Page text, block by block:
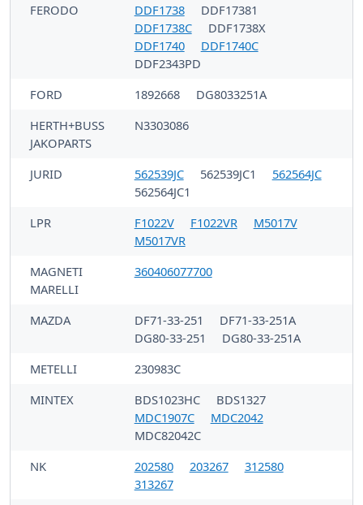
FERODO
DDF1738
DDF17381
DDF1738C
DDF1738X
DDF1740
DDF1740C
DDF2343PD
FORD
1892668
DG8033251A
HERTH+BUSS
JAKOPARTS
N3303086
JURID 562539JC 562539JC1
562564JC
562564JC1
LPR
F1022V F1022VR
M5017V
M5017VR
MAGNETI
MARELLI
360406077700
MAZDA DF71-33-251
DF71-33-251A
DG80-33-251
DG80-33-251A
METELLI
230983C
MINTEX
BDS1023HC
BDS1327
MDC1907C
MDC2042
MDC82042C
NK
202580 203267
312580
313267